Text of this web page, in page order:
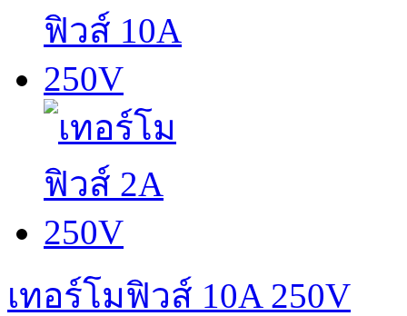
เทอร์โมฟิวส์ 10A 250V